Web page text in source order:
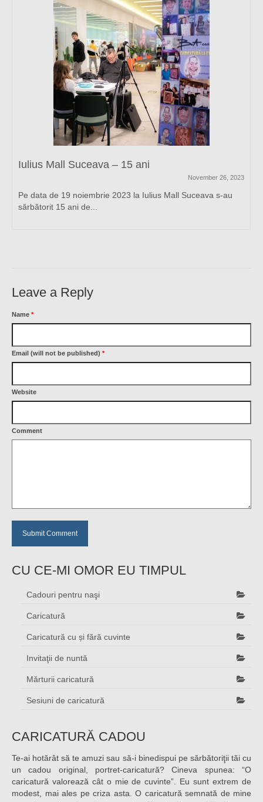
Iulius Mall Suceava – 15 ani
November 26, 2023
Pe data de 19 noiembrie 2023 la Iulius Mall Suceava s-au
sărbătorit 15 ani de...
Leave a Reply
Name *
Email (will not be published) *
Website
Comment
CU CE-MI OMOR EU TIMPUL
Cadouri pentru naşi
Caricatură
Caricatură cu și fără cuvinte
Invitaţii de nuntă
Mărturii caricatură
Sesiuni de caricatură
CARICATURĂ CADOU
Te-ai hotărât să te amuzi sau să-i binedispui pe sărbătoriţii tăi cu
un cadou original, portret-caricatură? Cineva spunea: “O
caricatură valorează cât o mie de cuvinte”. Eu sunt extrem de
modest, mai ales pe criza asta. O caricatură semnată de mine